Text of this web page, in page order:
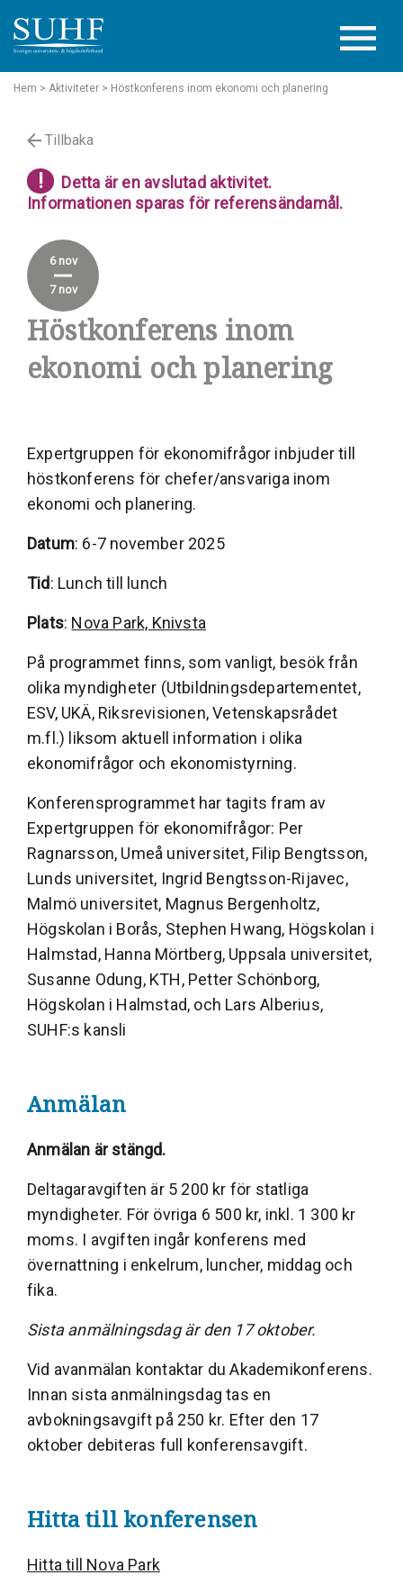
Hem > Aktiviteter > Höstkonferens inom ekonomi och planering
Tillbaka
!
Detta är en avslutad aktivitet.
Informationen sparas för referensändamål.
Höstkonferens inom
ekonomi och planering
6 nov
7 nov
Expertgruppen för ekonomifrågor inbjuder till
höstkonferens för chefer/ansvariga inom
ekonomi och planering.
Datum: 6-7 november 2025
Tid: Lunch till lunch
Plats: Nova Park, Knivsta
På programmet finns, som vanligt, besök från
olika myndigheter (Utbildningsdepartementet,
ESV, UKÄ, Riksrevisionen, Vetenskapsrådet
m.fl.) liksom aktuell information i olika
ekonomifrågor och ekonomistyrning.
Konferensprogrammet har tagits fram av
Expertgruppen för ekonomifrågor: Per
Ragnarsson, Umeå universitet, Filip Bengtsson,
Lunds universitet, Ingrid Bengtsson-Rijavec,
Malmö universitet, Magnus Bergenholtz,
Högskolan i Borås, Stephen Hwang, Högskolan i
Halmstad, Hanna Mörtberg, Uppsala universitet,
Susanne Odung, KTH, Petter Schönborg,
Högskolan i Halmstad, och Lars Alberius,
SUHF:s kansli
Anmälan
Anmälan är stängd.
Deltagaravgiften är 5 200 kr för statliga
myndigheter. För övriga 6 500 kr, inkl. 1 300 kr
moms. I avgiften ingår konferens med
övernattning i enkelrum, luncher, middag och
fika.
Sista anmälningsdag är den 17 oktober.
Vid avanmälan kontaktar du Akademikonferens.
Innan sista anmälningsdag tas en
avbokningsavgift på 250 kr. Efter den 17
oktober debiteras full konferensavgift.
Hitta till konferensen
Hitta till Nova Park